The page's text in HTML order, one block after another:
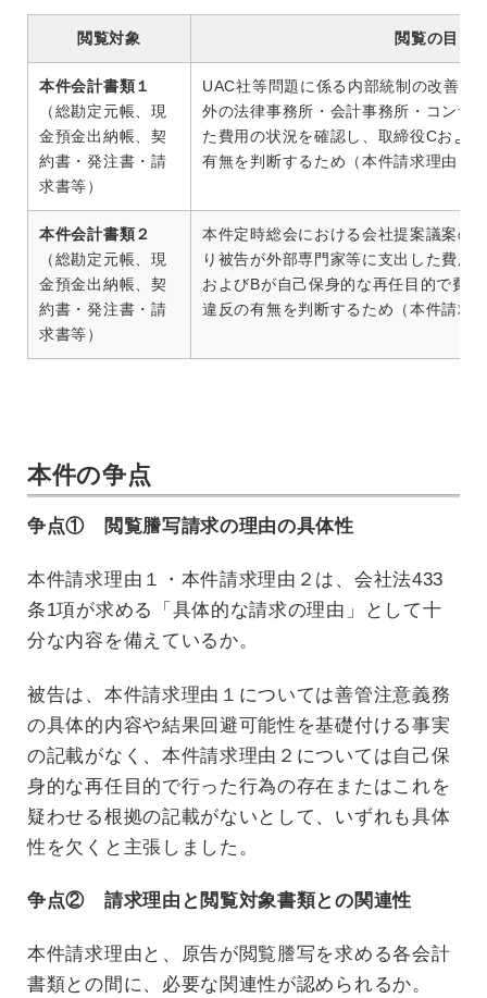
閲覧対象 閲覧の目的
本件会計書類１
（総勘定元帳、現
金預金出納帳、契
約書・発注書・請
求書等）
UAC社等問題に係る内部統制の改善・
外の法律事務所・会計事務所・コンサ
た費用の状況を確認し、取締役Cおよ
有無を判断するため（本件請求理由１
本件会計書類２
（総勘定元帳、現
金預金出納帳、契
約書・発注書・請
求書等）
本件定時総会における会社提案議案の
り被告が外部専門家等に支出した費用
およびBが自己保身的な再任目的で費
違反の有無を判断するため（本件請求
本件の争点
争点① 閲覧謄写請求の理由の具体性
本件請求理由１・本件請求理由２は、会社法433
条1項が求める「具体的な請求の理由」として十
分な内容を備えているか。
被告は、本件請求理由１については善管注意義務
の具体的内容や結果回避可能性を基礎付ける事実
の記載がなく、本件請求理由２については自己保
身的な再任目的で行った行為の存在またはこれを
疑わせる根拠の記載がないとして、いずれも具体
性を欠くと主張しました。
争点② 請求理由と閲覧対象書類との関連性
本件請求理由と、原告が閲覧謄写を求める各会計
書類との間に、必要な関連性が認められるか。